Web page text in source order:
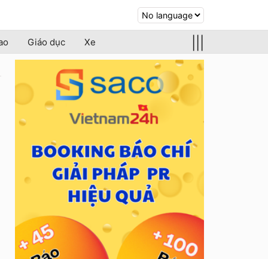
Giáo dục Xe